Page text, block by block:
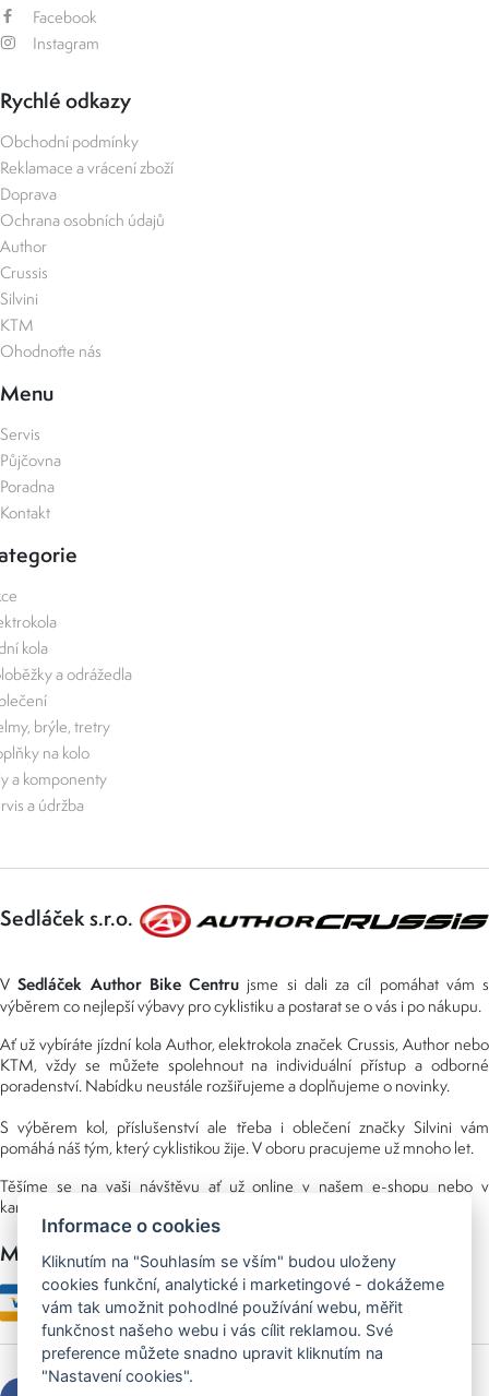
Facebook
Instagram
Rychlé odkazy
Obchodní podmínky
Reklamace a vrácení zboží
Doprava
Ochrana osobních údajů
Author
Crussis
Silvini
KTM
Ohodnoťte nás
Menu
Servis
Půjčovna
Poradna
Kontakt
kola
a odrážedla
brýle, tretry
na kolo
a komponenty
a údržba
Sedláček s.r.o.
VSedláček Author Bike Centru jsme si dali za cíl pomáhat vám s
výběrem co nejlepší výbavy pro cyklistiku a postarat se o vás i po nákupu.
Ať už vybíráte jízdní kola Author, elektrokola značek Crussis, Author nebo
KTM, vždy se můžete spolehnout na individuální přístup a odborné
poradenství. Nabídku neustále rozšiřujeme a doplňujeme o novinky.
S výběrem kol, příslušenství ale třeba i oblečení značky Silvini vám
pomáhá náš tým, který cyklistikou žije. V oboru pracujeme už mnoho let.
Těšíme se na vaši návštěvu ať už online v našem e-shopu nebo v
kamenné prodejně, kterou najdete v NS (nákupní středisko) URAN.
Možnosti platby
Informace o cookies
Kliknutím na "Souhlasím se vším" budou uloženy
cookies funkční, analytické i marketingové - dokážeme
vám tak umožnit pohodlné používání webu, měřit
funkčnost našeho webu i vás cílit reklamou. Své
preference můžete snadno upravit kliknutím na
"Nastavení cookies".